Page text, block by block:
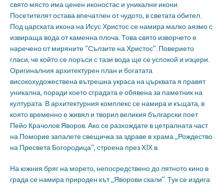
свято място има ценен иконостас и уникални икони.
Посетителят остава впечатлен от чудото, в светата обител.
Под царската икона на Исус Христос се намира малко аязмо с
извираща вода от каменна плоча. Това свято изворчето е
наречено от миряните “Сълзите на Христос”. Поверието
гласи, че който се поръси с тази вода ще се успокой и изцери.
Оригиналния архитектурен план и богатата
високохудожествена вътрешна украса на църквата я правят
уникална, поради което сградата е обявена за паметник на
културата. В архитектурния комплекс се намира и къщата, в
която временно е живял и творил великия български поет
Пейо Крачолов Яворов. Ако се разхождате в цетралната част
на Поморие запалете свещичка за здраве в храма „Рождество
на Пресвета Богородица“, строена през ХIХ в.
На южния бряг на морето, непосредствено до лятното кино в
града се намира природен кът „Яворови скали”. Тук се издига